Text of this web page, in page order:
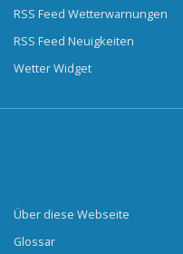
RSS Feed Wetterwarnungen
RSS Feed Neuigkeiten
Wetter Widget
Über diese Webseite
Glossar